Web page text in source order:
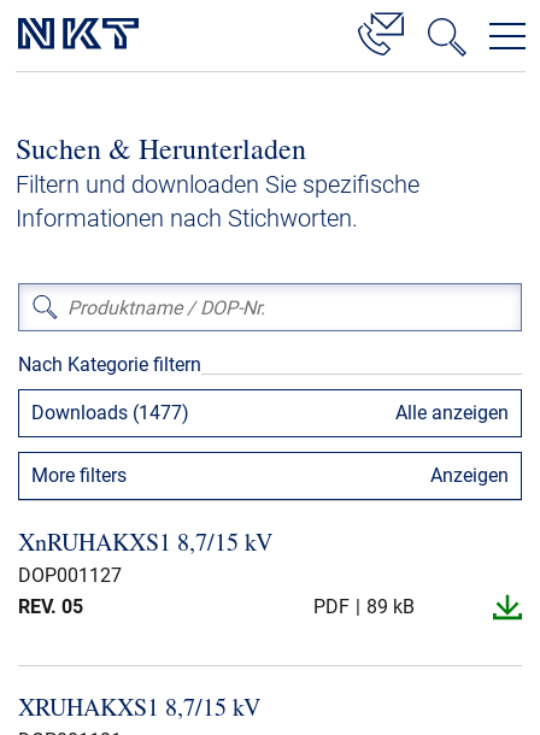
Hochspannung
Kabelservice
Niederspannung
Kabelgarnituren
Referenzen
Downloads
Presse & Events
Über uns
Unsere Geschichte
Produktion
Suchen & Herunterladen
Filtern und downloaden Sie spezifische
Informationen nach Stichworten.
Nach Kategorie filtern
Downloads (1477) Alle anzeigen
More filters Anzeigen
XnRUHAKXS1 8,7/15 kV
DOP001127
REV. 05
PDF 89 kB
XRUHAKXS1 8,7/15 kV